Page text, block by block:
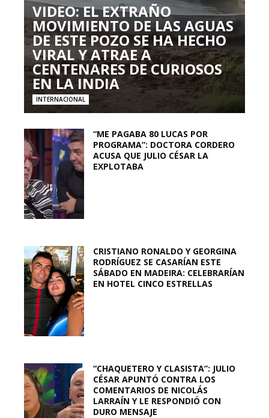
VIDEO: EL EXTRAÑO
MOVIMIENTO DE LAS AGUAS
DE ESTE POZO SE HA HECHO
VIRAL Y ATRAE A
CENTENARES DE CURIOSOS
EN LA INDIA
INTERNACIONAL
“ME PAGABA 80 LUCAS POR
PROGRAMA”: DOCTORA CORDERO
ACUSA QUE JULIO CÉSAR LA
EXPLOTABA
CRISTIANO RONALDO Y GEORGINA
RODRÍGUEZ SE CASARÍAN ESTE
SÁBADO EN MADEIRA: CELEBRARÍAN
EN HOTEL CINCO ESTRELLAS
“CHAQUETERO Y CLASISTA”: JULIO
CÉSAR APUNTÓ CONTRA LOS
COMENTARIOS DE NICOLÁS
LARRAÍN Y LE RESPONDIÓ CON
DURO MENSAJE